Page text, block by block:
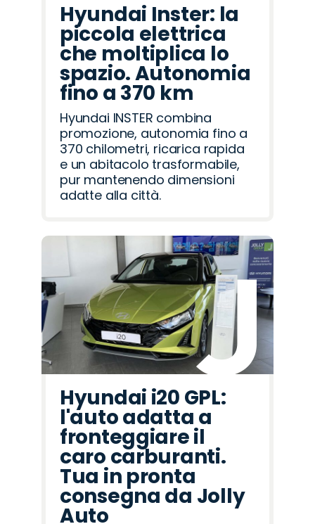
Hyundai Inster: la
piccola elettrica
che moltiplica lo
spazio. Autonomia
fino a 370 km
Hyundai INSTER combina
promozione, autonomia fino a
370 chilometri, ricarica rapida
e un abitacolo trasformabile,
pur mantenendo dimensioni
adatte alla città.
Hyundai i20 GPL:
l'auto adatta a
fronteggiare il
caro carburanti.
Tua in pronta
consegna da Jolly
Auto